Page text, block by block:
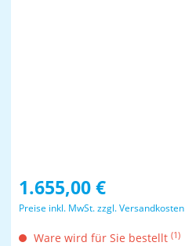
Regulärer Preis:
1.655,00 €
Preise inkl. MwSt. zzgl. Versandkosten
Ware wird für Sie bestellt (1)